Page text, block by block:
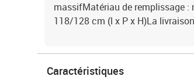
massifMatériau de remplissage
118/128 cm (l x P x H)La
Caractéristiques